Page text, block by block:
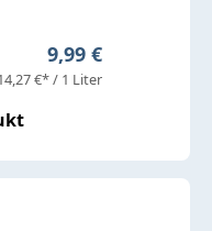
Regulärer Preis:
9,99 €
€* / 1 Liter